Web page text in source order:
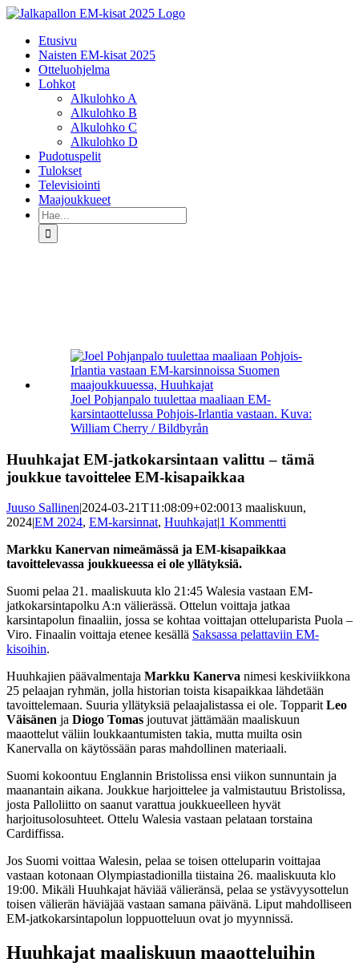
Skip
contentEtusivu
Naisten EM-kisat 2025
Otteluohjelma
Lohkot
Alkulohko A
Alkulohko B
Alkulohko C
Alkulohko D
Pudotuspelit
Tulokset
Televisiointi
Maajoukkueet
Etsi
...
isompana
Joel Pohjanpalo tuulettaa maaliaan EM-
karsintaottelussa Pohjois-Irlantia vastaan. Kuva:
William Cherry / Bildbyrån
Huuhkajat EM-jatkokarsintaan valittu – tämä
joukkue tavoittelee EM-kisapaikkaa
Juuso Sallinen|2024-03-21T11:08:09+02:0013 maaliskuun,
2024|EM 2024, EM-karsinnat, Huuhkajat|1 Kommentti
Markku Kanervan nimeämässä ja EM-kisapaikkaa
tavoittelevassa joukkueessa ei ole yllätyksiä.
Suomi pelaa 21. maaliskuuta klo 21:45 Walesia vastaan EM-
jatkokarsintapolku A:n välierässä. Ottelun voittaja jatkaa
karsintapolun finaaliin, jossa se kohtaa voittajan otteluparista Puola –
Viro. Finaalin voittaja etenee kesällä Saksassa pelattaviin EM-
kisoihin.
Huuhkajien päävalmentaja Markku Kanerva nimesi keskiviikkona
25 pelaajan ryhmän, jolla historian toista kisapaikkaa lähdetään
tavoittelemaan. Suuria yllätyksiä pelaajalistassa ei ole. TopparitLeo
Väisänen ja Diogo Tomas joutuvat jättämään maaliskuun
maaottelut väliin loukkaantumisten takia, mutta muilta osin
Kanervalla on käytössään paras mahdollinen materiaali.
Suomi kokoontuu Englannin Bristolissa ensi viikon sunnuntain ja
maanantain aikana. Joukkue harjoittelee ja valmistautuu Bristolissa,
josta Palloliitto on saanut varattua joukkueelleen hyvät
harjoitusolosuhteet. Ottelu Walesia vastaan pelataan torstaina
Cardiffissa.
Jos Suomi voittaa Walesin, pelaa se toisen otteluparin voittajaa
vastaan kotonaan Olympiastadionilla tiistaina 26. maaliskuuta klo
19:00. Mikäli Huuhkajat häviää välieränsä, pelaa se ystävyysottelun
toisen välierän häviäjää vastaan samana päivänä. Liput mahdolliseen
EM-jatkokarsintapolun loppuotteluun ovat jo myynnissä.
Huuhkajat maaliskuun maaotteluihin